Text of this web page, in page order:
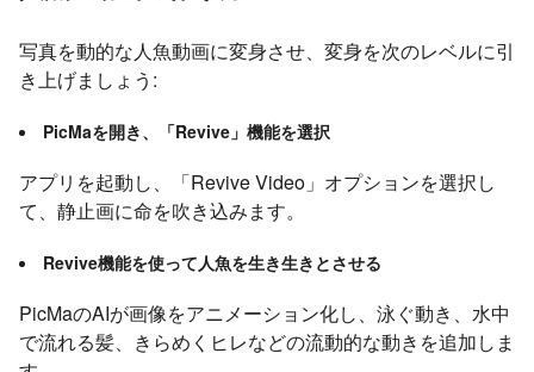
写真を動的な人魚動画に変身させ、変身を次のレベルに引
き上げましょう:
PicMaを開き、「Revive」機能を選択
アプリを起動し、「Revive Video」オプションを選択し
て、静止画に命を吹き込みます。
Revive機能を使って人魚を生き生きとさせる
PicMaのAIが画像をアニメーション化し、泳ぐ動き、水中
で流れる髪、きらめくヒレなどの流動的な動きを追加しま